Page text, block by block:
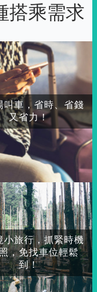
搭乘需求
小旅行，抓緊時機
，免找車位輕鬆
到！
叫車，省時、省錢
又省力！